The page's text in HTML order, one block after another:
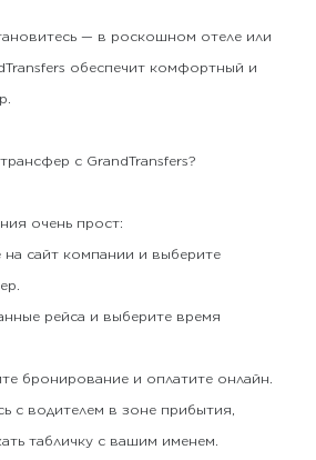
— в роскошном отеле или
обеспечит комфортный и
с GrandTransfers?
очень прост:
на сайт компании и выберите
рейса и выберите время
бронирование и оплатите онлайн.
с водителем в зоне прибытия,
табличку с вашим именем.